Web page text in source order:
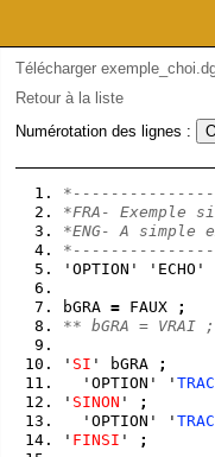
Télécharger
Retour à la liste
Numérotation des lignes :
*FRA- Exemple
*ENG- A simple
'OPTION' 'ECHO'
bGRA = FAUX
;
** bGRA =
' SI ' bGRA
;
  'OPTION' '
TRAC
' SINON '
;
  'OPTION' '
TRAC
' FINSI ' ;